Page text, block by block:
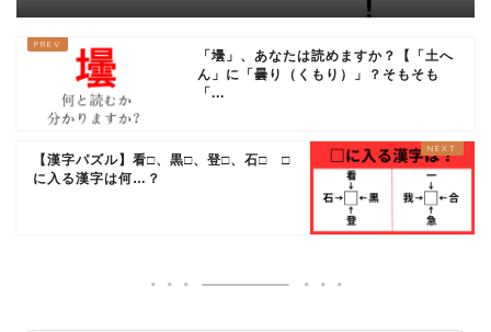
すか？
「壜」、あなたは読めますか？【「土へ
ん」に「曇り（くもり）」？そもそも
「...
【漢字パズル】看□、黒□、登□、石□ □
に入る漢字は何…？